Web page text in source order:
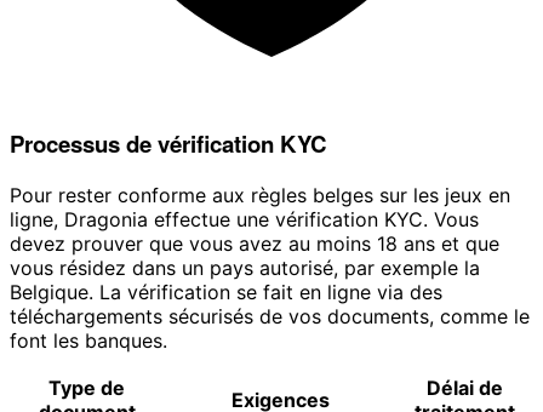
Processus de vérification KYC
Pour rester conforme aux règles belges sur les jeux en
ligne, Dragonia effectue une vérification KYC. Vous
devez prouver que vous avez au moins 18 ans et que
vous résidez dans un pays autorisé, par exemple la
Belgique. La vérification se fait en ligne via des
téléchargements sécurisés de vos documents, comme le
font les banques.
Type de
Exigences
Délai de